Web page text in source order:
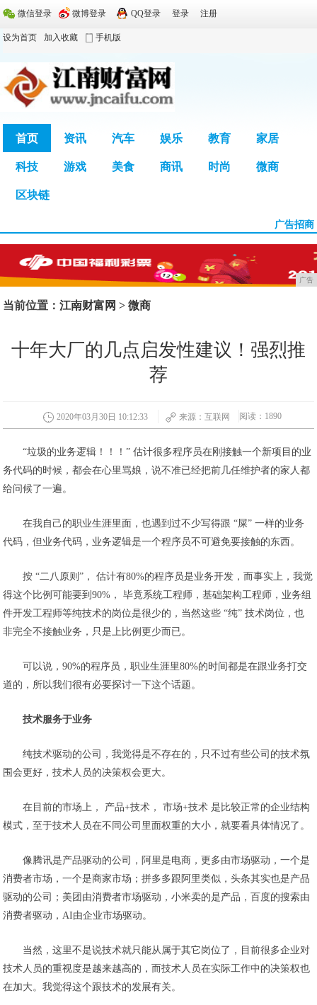
微信登录 微博登录 QQ登录 登录 注册
设为首页 加入收藏 手机版
首页 资讯 汽车 娱乐 教育 家居
科技 游戏 美食 商讯 时尚 微商
区块链
广告招商
广告
当前位置：江南财富网 >微商
十年大厂的几点启发性建议！强烈推
荐
2020年03月30日 10:12:33 来源：互联网 阅读：1890
“垃圾的业务逻辑！！！” 估计很多程序员在刚接触一个新项目的业
务代码的时候，都会在心里骂娘，说不准已经把前几任维护者的家人都
给问候了一遍。
在我自己的职业生涯里面，也遇到过不少写得跟 “屎” 一样的业务
代码，但业务代码，业务逻辑是一个程序员不可避免要接触的东西。
按 “二八原则”， 估计有80%的程序员是业务开发，而事实上，我觉
得这个比例可能要到90%， 毕竟系统工程师，基础架构工程师，业务组
件开发工程师等纯技术的岗位是很少的，当然这些 “纯” 技术岗位，也
非完全不接触业务，只是上比例更少而已。
可以说，90%的程序员，职业生涯里80%的时间都是在跟业务打交
道的，所以我们很有必要探讨一下这个话题。
技术服务于业务
纯技术驱动的公司，我觉得是不存在的，只不过有些公司的技术氛
围会更好，技术人员的决策权会更大。
在目前的市场上， 产品+技术， 市场+技术 是比较正常的企业结构
模式，至于技术人员在不同公司里面权重的大小，就要看具体情况了。
像腾讯是产品驱动的公司，阿里是电商，更多由市场驱动，一个是
消费者市场，一个是商家市场；拼多多跟阿里类似，头条其实也是产品
驱动的公司；美团由消费者市场驱动，小米卖的是产品，百度的搜索由
消费者驱动，AI由企业市场驱动。
当然，这里不是说技术就只能从属于其它岗位了，目前很多企业对
技术人员的重视度是越来越高的，而技术人员在实际工作中的决策权也
在加大。我觉得这个跟技术的发展有关。